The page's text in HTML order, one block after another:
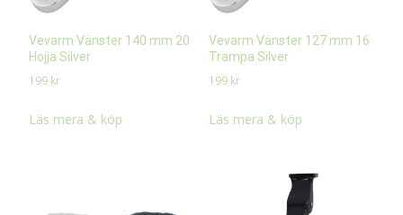
Vevarm Vänster 140 mm 20
Hojja Silver
199 kr
Läs mera & köp
Vevarm Vänster 127 mm 16
Trampa Silver
199 kr
Läs mera & köp